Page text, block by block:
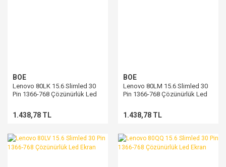
BOE
Lenovo 80LK 15.6 Slimled 30
Pin 1366-768 Çözünürlük Led
1.438,78 TL
BOE
Lenovo 80LM 15.6 Slimled 30
Pin 1366-768 Çözünürlük Led
1.438,78 TL